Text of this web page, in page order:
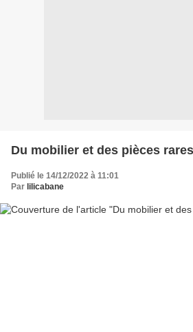
Du mobilier et des pièces
Publié le 14/12/2022 à 11:01
Par lilicabane